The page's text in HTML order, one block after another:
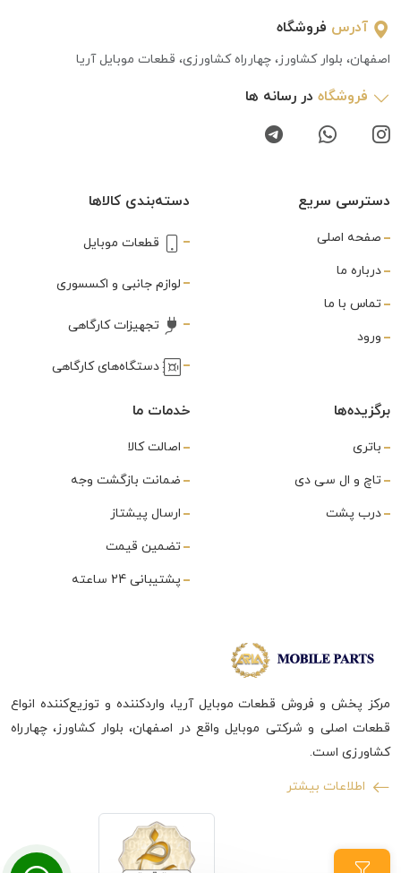
آدرس فروشگاه
اصفهان، بلوار کشاورز، چهارراه کشاورزی، قطعات موبایل آریا
فروشگاه در رسانه ها
دسترسی سریع
صفحه اصلی
درباره ما
تماس با ما
ورود
دسته‌بندی کالاها
قطعات موبایل
لوازم جانبی و اکسسوری
تجهیزات کارگاهی
دستگاه‌های کارگاهی
برگزیده‌ها
باتری
تاچ و ال سی دی
درب پشت
خدمات ما
اصالت کالا
ضمانت بازگشت وجه
ارسال پیشتاز
تضمین قیمت
پشتیبانی 24 ساعته
مرکز پخش و فروش قطعات موبایل آریا، واردکننده و توزیع‌کننده انواع
قطعات اصلی و شرکتی موبایل واقع در اصفهان، بلوار کشاورز، چهارراه
کشاورزی است.
اطلاعات بیشتر